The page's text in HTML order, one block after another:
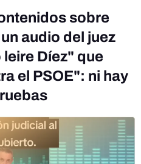
sobre
audio del juez
Díez" que
el PSOE": ni hay